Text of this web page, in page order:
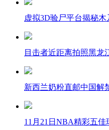
虚拟3D验尸平台揭秘木
目击者近距离拍照黑龙
新西兰奶粉直邮中国解
11月21日NBA精彩五佳